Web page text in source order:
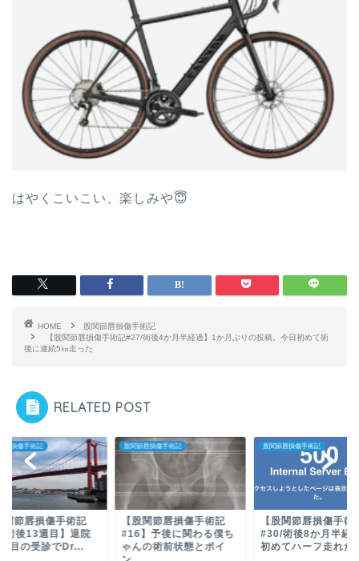
はやくこいこい、楽しみや😇
HOME
股関節唇損傷手術記
【股関節唇損傷手術記#27/術後4か月半経過】1か月ぶりの投稿。今日初めて術
後に連続5㎞走った
RELATED POST
唇損傷手術記
関節唇損傷手術記
術後13週目】退院
目の受診でDr...
股関節唇損傷手術記
【股関節唇損傷手術記
#16】予後に関わる僕ち
ゃんの術前状態とポイ
股関節唇損傷手術記
【股関節唇損傷手術
#30/術後8か月半経
初めてハーフ走れた